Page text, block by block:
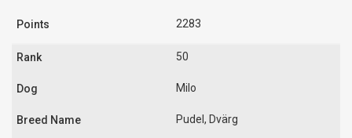
2283
50
Milo
Pudel, Dvärg